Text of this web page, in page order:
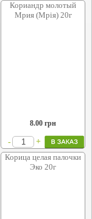
Кориандр молотый
Мрия (Мрія) 20г
8.00 грн
-
+
Корица целая палочки
Эко 20г